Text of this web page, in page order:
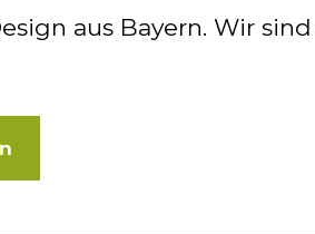
aus Bayern. Wir